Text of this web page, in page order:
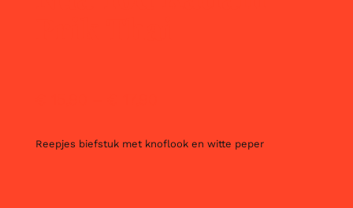
Reepjes biefstuk met knoflook en witte peper